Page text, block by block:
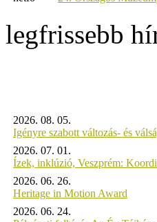
legfrissebb
2026. 08. 05.
Igényre szabott változás- és
2026. 07. 01.
Ízek, inklúzió, Veszprém:
2026. 06. 26.
Heritage in Motion Award
2026. 06. 24.